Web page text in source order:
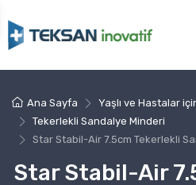
Ana Sayfa
Yaşlı ve Hastalar
Tekerlekli Sandalye Minderi
Star Stabil-Air 7.5cm Tekerlekli
Star Stabil-Air